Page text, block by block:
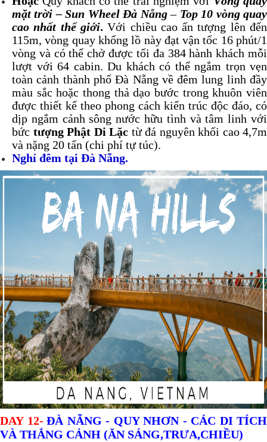
mặt trời – Sun Wheel Đà Nẵng – Top 10 vòng quay
cao nhất thế giới. Với chiều cao ấn tượng lên đến
115m, vòng quay khổng lồ này đạt vận tốc 16 phút/1
vòng và có thể chở được tối đa 384 hành khách mỗi
lượt với 64 cabin. Du khách có thể ngắm trọn vẹn
toàn cảnh thành phố Đà Nẵng về đêm lung linh đầy
màu sắc hoặc thong thả dạo bước trong khuôn viên
được thiết kế theo phong cách kiến trúc độc đáo, có
dịp ngắm cảnh sông nước hữu tình và tâm linh với
bức tượng Phật Di Lặc từ đá nguyên khối cao 4,7m
và nặng 20 tấn (chi phí tự túc).
Nghỉ đêm tại Đà Nẵng.
DAY 12- ĐÀ NẴNG - QUY NHƠN - CÁC DI TÍCH
VÀ THẮNG CẢNH (ĂN SÁNG,TRƯA,CHIỀU)